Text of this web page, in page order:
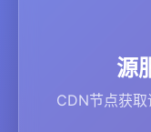
源
CDN节点获